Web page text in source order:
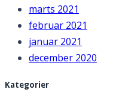
marts 2021
februar 2021
januar 2021
december 2020
Kategorier